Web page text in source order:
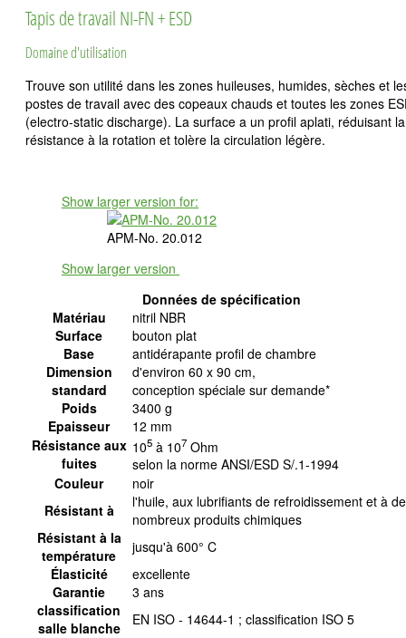
Tapis de travail NI-FN + ESD
Domaine d'utilisation
Trouve son utilité dans les zones huileuses, humides, sèches et
postes de travail avec des copeaux chauds et toutes les zones
(electro-static discharge). La surface a un profil aplati, réduisant la
résistance à la rotation et tolère la circulation légère.
Show larger version for:
APM-No. 20.012
Show larger version
Données de spécification
Matériau
nitril NBR
Surface
bouton plat
Base
antidérapante profil de chambre
Dimension
standard
d'environ 60 x 90 cm,
conception spéciale sur demande*
Poids
3400 g
Epaisseur
12 mm
Résistance aux
fuites
105 à 107 Ohm
selon la norme ANSI/ESD S/.1-1994
Couleur
noir
Résistant à
l'huile, aux lubrifiants de refroidissement et à de
nombreux produits chimiques
Résistant à la
température
jusqu'à 600° C
Élasticité
excellente
Garantie
3 ans
classification
salle blanche
EN ISO - 14644-1 ; classification ISO 5